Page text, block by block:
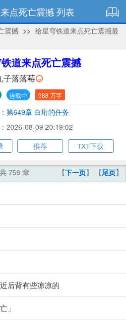
点死亡震撼 列表
震撼 >> 给星穹铁道来点死亡震撼最
道来点死亡震撼
子落落莓
连载中 988 万字
第649章 白珩的任务
2026-08-09 20:19:02
推荐 TXT下载
【下一页】 【尾页】
759 章
后背有些凉凉的
」